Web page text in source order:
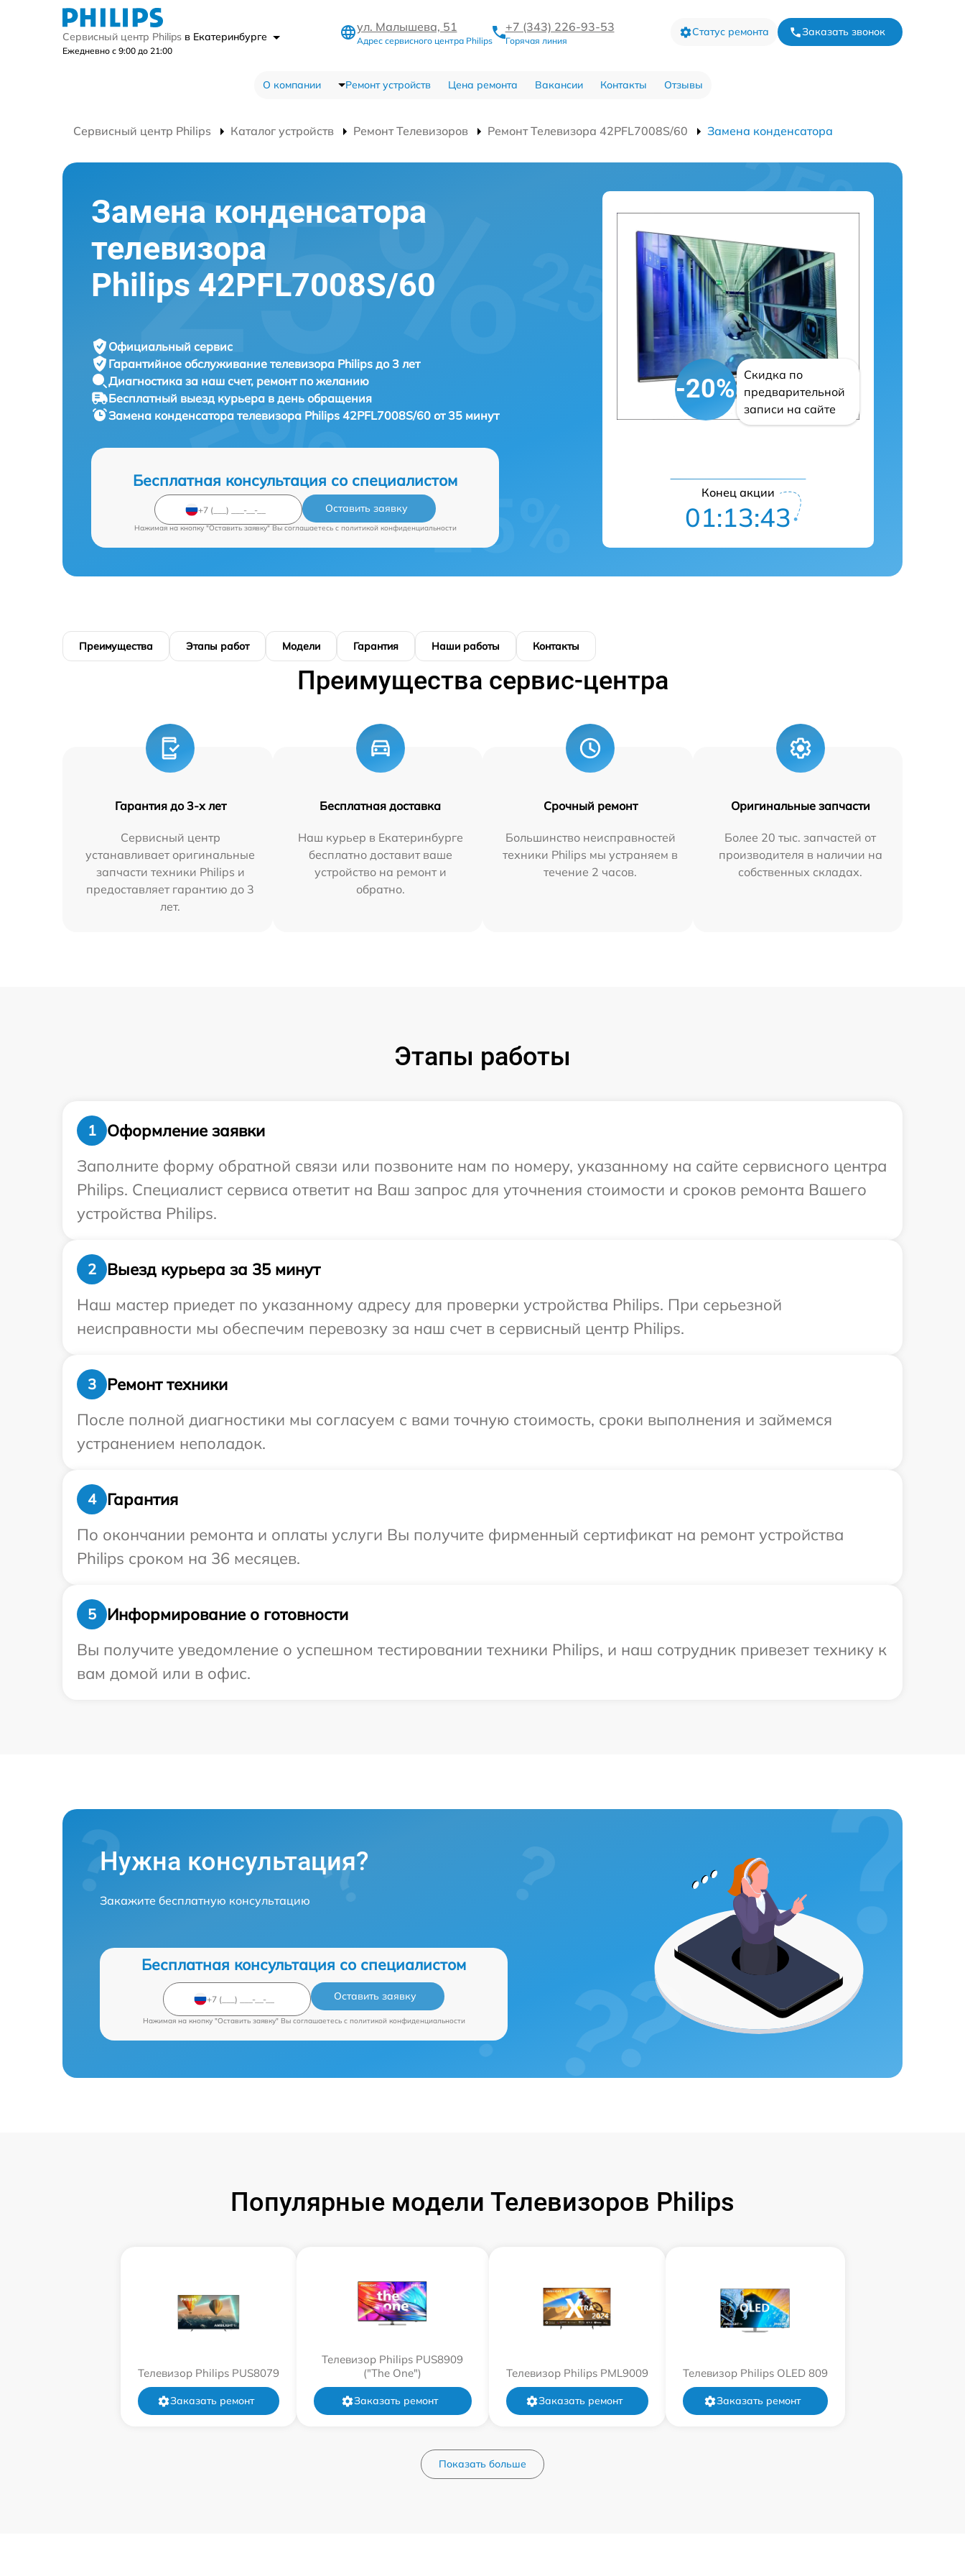
Сервисный центр Philips в Екатеринбурге
Ежедневно с 9:00 до 21:00
ул. Малышева, 51
Адрес сервисного центра Philips
+7 (343) 226-93-53
Горячая линия
Статус ремонта Заказать звонок
О компании Ремонт устройств Цена ремонта Вакансии Контакты Отзывы
Сервисный центр Philips Каталог устройств Ремонт Телевизоров Ремонт Телевизора 42PFL7008S/60 Замена конденсатора
Замена конденсатора
телевизора
Philips 42PFL7008S/60
Официальный сервис
Гарантийное обслуживание телевизора Philips до 3 лет
Диагностика за наш счет, ремонт по желанию
Бесплатный выезд курьера в день обращения
Замена конденсатора телевизора Philips 42PFL7008S/60 от 35 минут
Бесплатная консультация со специалистом
Оставить заявку
Нажимая на кнопку "Оставить заявку" Вы соглашаетесь c политикой конфиденциальности
-20%
Скидка по
предварительной
записи на сайте
Конец акции
01:13:42
Преимущества Этапы работ Модели Гарантия Наши работы Контакты
Преимущества сервис-центра
Гарантия до 3-х лет
Сервисный центр
устанавливает оригинальные
запчасти техники Philips и
предоставляет гарантию до 3
лет.
Бесплатная доставка
Наш курьер в Екатеринбурге
бесплатно доставит ваше
устройство на ремонт и
обратно.
Срочный ремонт
Большинство неисправностей
техники Philips мы устраняем в
течение 2 часов.
Оригинальные запчасти
Более 20 тыс. запчастей от
производителя в наличии на
собственных складах.
Этапы работы
1
Оформление заявки
Заполните форму обратной связи или позвоните нам по номеру, указанному на сайте сервисного центра
Philips. Специалист сервиса ответит на Ваш запрос для уточнения стоимости и сроков ремонта Вашего
устройства Philips.
2
Выезд курьера за 35 минут
Наш мастер приедет по указанному адресу для проверки устройства Philips. При серьезной
неисправности мы обеспечим перевозку за наш счет в сервисный центр Philips.
3
Ремонт техники
После полной диагностики мы согласуем с вами точную стоимость, сроки выполнения и займемся
устранением неполадок.
4
Гарантия
По окончании ремонта и оплаты услуги Вы получите фирменный сертификат на ремонт устройства
Philips сроком на 36 месяцев.
5
Информирование о готовности
Вы получите уведомление о успешном тестировании техники Philips, и наш сотрудник привезет технику к
вам домой или в офис.
Нужна консультация?
Закажите бесплатную консультацию
Бесплатная консультация со специалистом
Оставить заявку
Нажимая на кнопку "Оставить заявку" Вы соглашаетесь c политикой конфиденциальности
Популярные модели Телевизоров Philips
Телевизор Philips PUS8079
Заказать ремонт
Телевизор Philips PUS8909
("The One")
Заказать ремонт
Телевизор Philips PML9009
Заказать ремонт
Телевизор Philips OLED 809
Заказать ремонт
Показать больше